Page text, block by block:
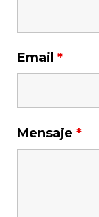
Email *
Mensaje *